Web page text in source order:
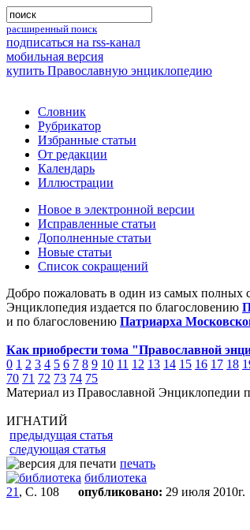
расширенный поиск
подписаться на rss-канал
мобильная версия
купить Православную энциклопедию
Словник
Рубрикатор
Избранные статьи
От редакции
Календарь
Иллюстрации
Новое в электронной версии
Исправленные статьи
Дополненные статьи
Новые статьи
Список сокращений
Добро пожаловать в один из самых полных
Энциклопедия издается по благословению
и по благословению Патриарха
Как приобрести тома "Православной
0 1 2 3 4 5 6 7 8 9 10 11 12 13 14 15 16 17 18
70 71 72 73 74 75
Материал из Православной Энциклопедии
ИГНАТИЙ
предыдущая статья
следующая статья
печать
библиотека
21 , С. 108 опубликовано: 29 июля 2010г.